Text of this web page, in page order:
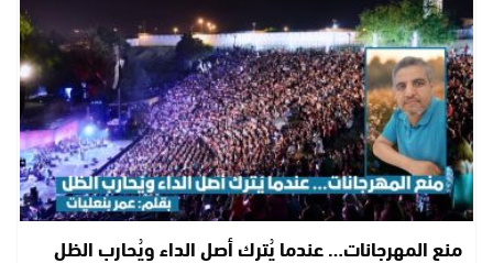
منع المهرجانات… عندما يُترك أصل الداء ويُحارب الظل